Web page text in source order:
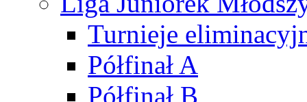
Turnieje
Półfinał A
Półfinał B